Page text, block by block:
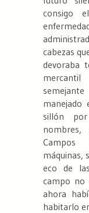
consigo
cabezas
devoraba
manejado
sillón por
nombres,
Campos
máquinas,
eco de
campo no
ahora
habitarlo